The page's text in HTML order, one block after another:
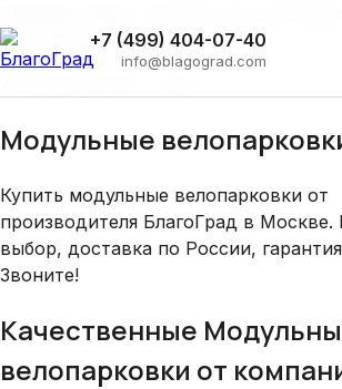
+7 (499) 404-07-40
info@blagograd.com
Модульные
Парковая мебель
Модульные
Купить модульные велопарковки от
производителя БлагоГрад в
выбор, доставка по России,
Звоните!
Качественные
велопарковки от